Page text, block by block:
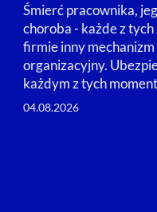
Śmierć pracownika,
choroba - każde z
firmie inny
organizacyjny.
każdym z tych
04.08.2026